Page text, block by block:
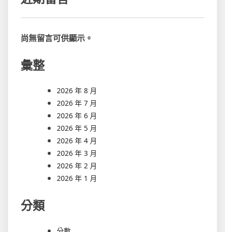
尚無留言可供顯示。
彙整
2026 年 8 月
2026 年 7 月
2026 年 6 月
2026 年 5 月
2026 年 4 月
2026 年 3 月
2026 年 2 月
2026 年 1 月
分類